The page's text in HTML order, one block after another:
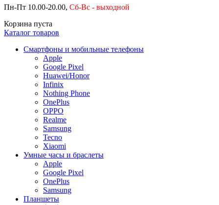
Пн-Пт 10.00-20.00, Сб-Вс - выходной
Корзина пуста
Каталог товаров
Смартфоны и мобильные телефоны
Apple
Google Pixel
Huawei/Honor
Infinix
Nothing Phone
OnePlus
OPPO
Realme
Samsung
Tecno
Xiaomi
Умные часы и браслеты
Apple
Google Pixel
OnePlus
Samsung
Планшеты